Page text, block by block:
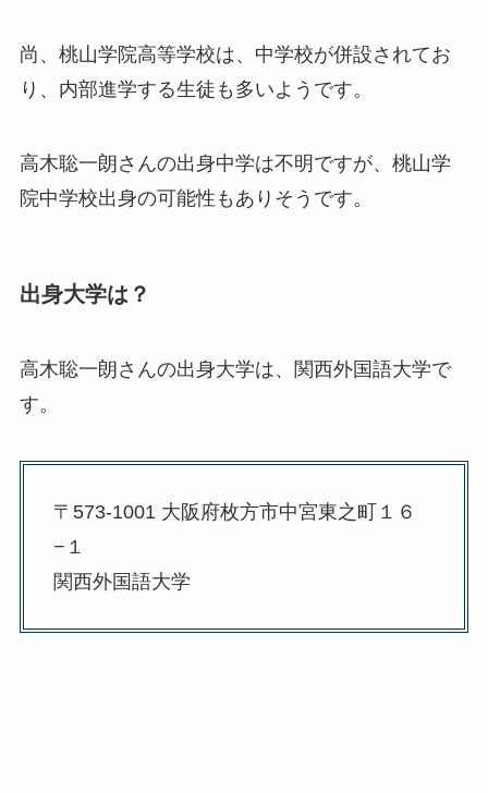
尚、桃山学院高等学校は、中学校が併設されてお
り、内部進学する生徒も多いようです。
高木聡一朗さんの出身中学は不明ですが、桃山学
院中学校出身の可能性もありそうです。
出身大学は？
高木聡一朗さんの出身大学は、関西外国語大学で
す。
〒573-1001 大阪府枚方市中宮東之町１６
−１
関西外国語大学